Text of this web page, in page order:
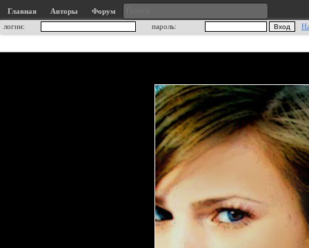
Главная Авторы
Форум
логин:
пароль: